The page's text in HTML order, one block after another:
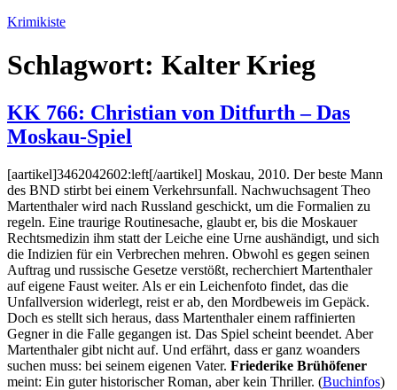
Zum
springen
Krimikiste
Schlagwort: Kalter Krieg
KK 766: Christian von Ditfurth – Das
Moskau-Spiel
[aartikel]3462042602:left[/aartikel] Moskau, 2010. Der beste Mann
des BND stirbt bei einem Verkehrsunfall. Nachwuchsagent Theo
Martenthaler wird nach Russland geschickt, um die Formalien zu
regeln. Eine traurige Routinesache, glaubt er, bis die Moskauer
Rechtsmedizin ihm statt der Leiche eine Urne aushändigt, und sich
die Indizien für ein Verbrechen mehren. Obwohl es gegen seinen
Auftrag und russische Gesetze verstößt, recherchiert Martenthaler
auf eigene Faust weiter. Als er ein Leichenfoto findet, das die
Unfallversion widerlegt, reist er ab, den Mordbeweis im Gepäck.
Doch es stellt sich heraus, dass Martenthaler einem raffinierten
Gegner in die Falle gegangen ist. Das Spiel scheint beendet. Aber
Martenthaler gibt nicht auf. Und erfährt, dass er ganz woanders
suchen muss: bei seinem eigenen Vater. Friederike Brühöfener
meint: Ein guter historischer Roman, aber kein Thriller. (Buchinfos)